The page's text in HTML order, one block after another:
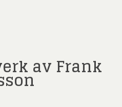
av Frank